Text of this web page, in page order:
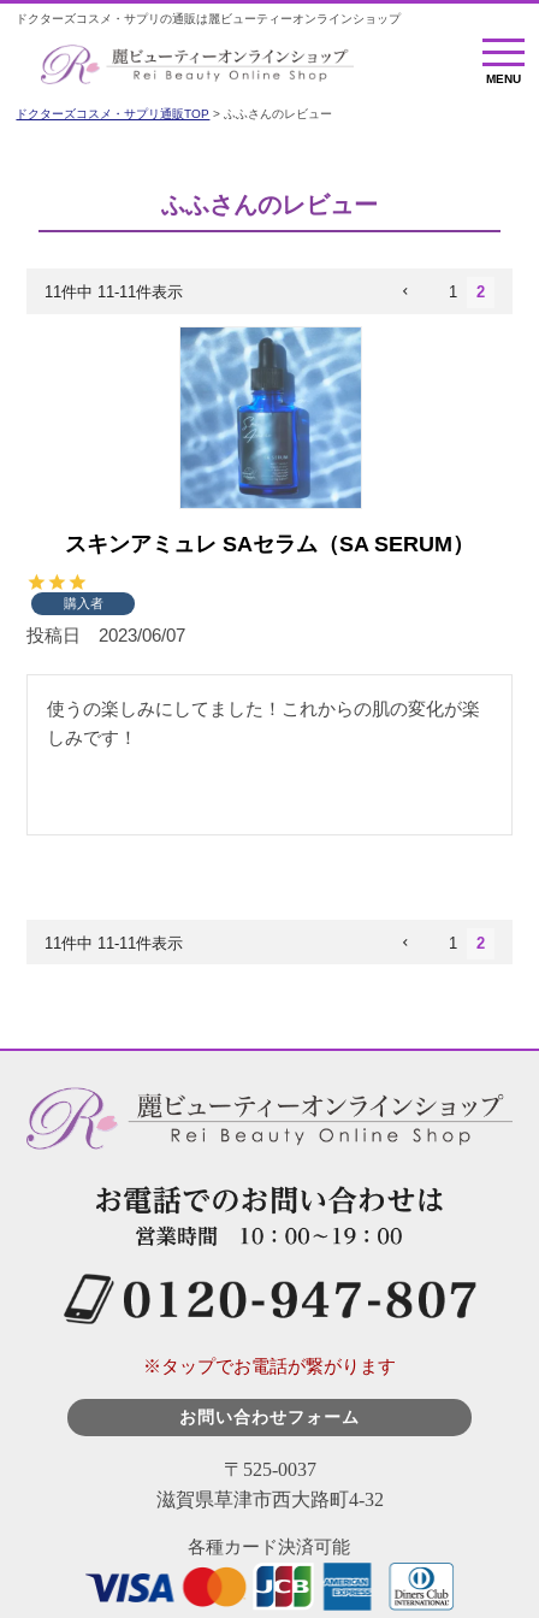
ドクターズコスメ・サプリの通販は麗ビューティーオンラインショップ
MENU
MENU
ドクターズコスメ・サプリ通販TOP ふふさんのレビュー
ふふさんのレビュー
11件中 11-11件表示 1 2
スキンアミュレ SAセラム（SA SERUM）
購入者
投稿日 2023/06/07
使うの楽しみにしてました！これからの肌の変化が楽
しみです！
11件中 11-11件表示 1 2
※タップでお電話が繋がります
お問い合わせフォーム
〒525-0037
滋賀県草津市西大路町4-32
各種カード決済可能